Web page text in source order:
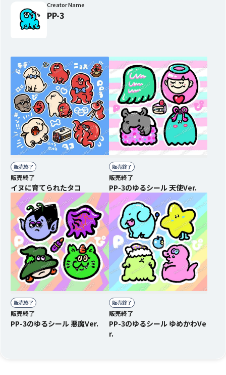
Creator Name
PP-3
販売終了
販売終了
イヌに育てられたタコ
販売終了
販売終了
PP-3のゆるシール 天使Ver.
販売終了
販売終了
PP-3のゆるシール 悪魔Ver.
販売終了
販売終了
PP-3のゆるシール ゆめかわVe
r.